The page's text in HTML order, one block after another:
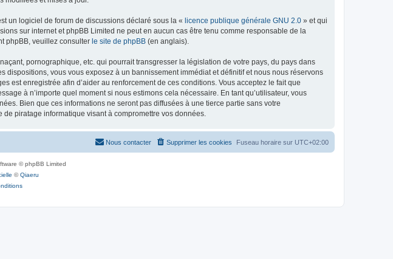
un logiciel de forum de discussions déclaré sous la « licence publique générale GNU 2.0 » et qui
sur internet et phpBB Limited ne peut en aucun cas être tenu comme responsable de la
phpBB, veuillez consulter le site de phpBB (en anglais).
pornographique, etc. qui pourrait transgresser la législation de votre pays, du pays dans
vous vous exposez à un bannissement immédiat et définitif et nous nous réservons
est enregistrée afin d’aider au renforcement de ces conditions. Vous acceptez le fait que
à n’importe quel moment si nous estimons cela nécessaire. En tant qu’utilisateur, vous
Bien que ces informations ne seront pas diffusées à une tierce partie sans votre
piratage informatique visant à compromettre vos données.
Fuseau horaire sur UTC+02:00
Supprimer les cookies
Nous contacter
© phpBB Limited
©Qiaeru